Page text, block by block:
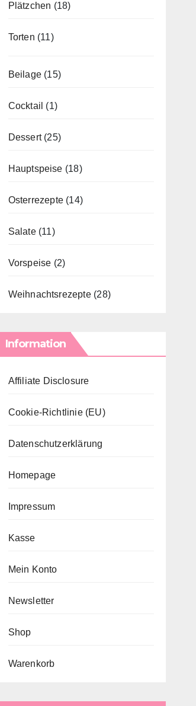
Plätzchen (18)
Torten (11)
Beilage(15)
Cocktail (1)
Dessert(25)
Hauptspeise (18)
Osterrezepte(14)
Salate(11)
Vorspeise (2)
Weihnachtsrezepte(28)
Information
Affiliate Disclosure
Cookie-Richtlinie (EU)
Datenschutzerklärung
Homepage
Impressum
Kasse
Mein Konto
Newsletter
Shop
Warenkorb